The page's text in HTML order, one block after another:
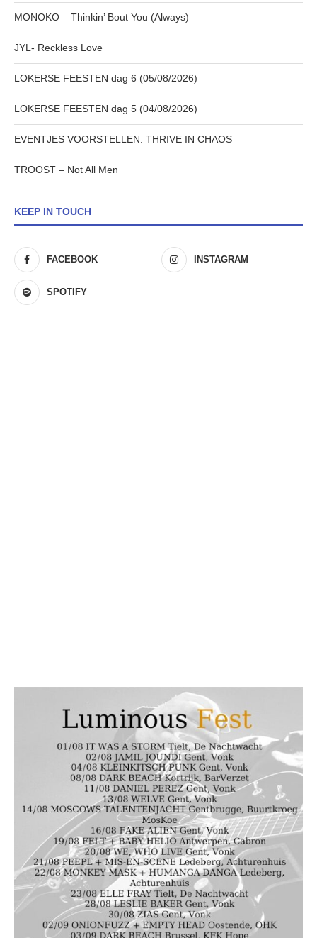
MONOKO – Thinkin’ Bout You (Always)
JYL- Reckless Love
LOKERSE FEESTEN dag 6 (05/08/2026)
LOKERSE FEESTEN dag 5 (04/08/2026)
EVENTJES VOORSTELLEN: THRIVE IN CHAOS
TROOST – Not All Men
KEEP IN TOUCH
FACEBOOK INSTAGRAM
SPOTIFY